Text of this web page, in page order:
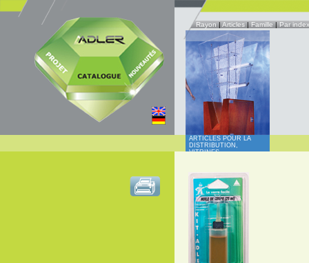
Rayon|Articles|Famille|Par index
ARTICLES POUR LA
DISTRIBUTION,
VITRINES